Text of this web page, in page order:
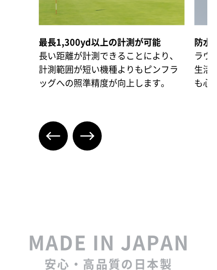
最長1,300yd以上の計測が可能
長い距離が計測できることにより、
計測範囲が短い機種よりもピンフラ
ッグへの照準精度が向上します。
防水
ラウ
生活
も心
MADE IN JAPAN
安心・高品質の日本製​